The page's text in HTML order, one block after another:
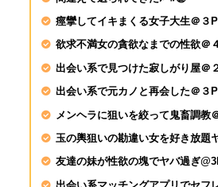
痙攣してイキまくる女子大生＠３P
欲求不満女の貪欲なまでの性欲＠
出会い系で見つけた寂しがり屋＠
出会い系で元カノと再会した＠３P
メンヘラに狙いを絞って鬼畜調教
玉の輿狙いの勘違い女を好き放題
友達の妹が性欲の塊でヤバ過ぎ